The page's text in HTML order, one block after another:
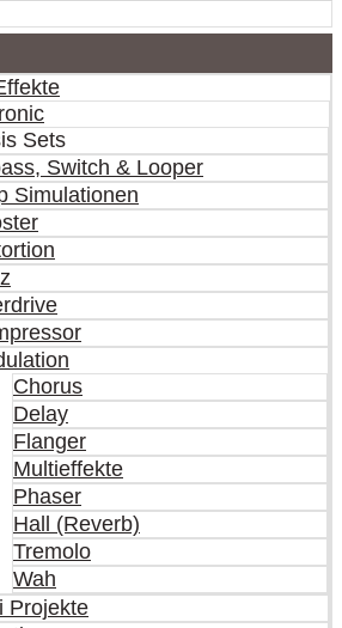
Sets
Switch & Looper
Simulationen
Chorus
Delay
Flanger
Multieffekte
Phaser
Hall (Reverb)
Tremolo
Wah
Projekte